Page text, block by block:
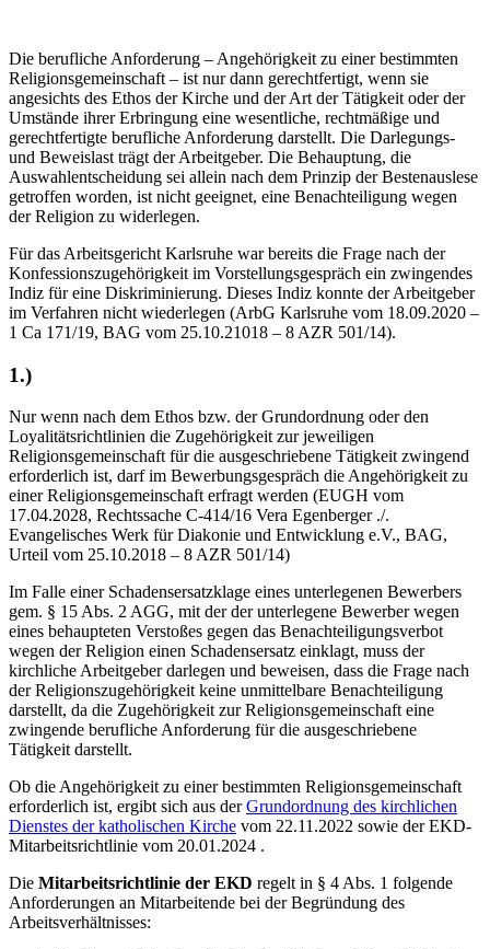
Die berufliche Anforderung – Angehörigkeit zu einer bestimmten
Religionsgemeinschaft – ist nur dann gerechtfertigt, wenn sie
angesichts des Ethos der Kirche und der Art der Tätigkeit oder der
Umstände ihrer Erbringung eine wesentliche, rechtmäßige und
gerechtfertigte berufliche Anforderung darstellt. Die Darlegungs-
und Beweislast trägt der Arbeitgeber. Die Behauptung, die
Auswahlentscheidung sei allein nach dem Prinzip der Bestenauslese
getroffen worden, ist nicht geeignet, eine Benachteiligung wegen
der Religion zu widerlegen.
Für das Arbeitsgericht Karlsruhe war bereits die Frage nach der
Konfessionszugehörigkeit im Vorstellungsgespräch ein zwingendes
Indiz für eine Diskriminierung. Dieses Indiz konnte der Arbeitgeber
im Verfahren nicht wiederlegen (ArbG Karlsruhe vom 18.09.2020 –
1 Ca 171/19, BAG vom 25.10.21018 – 8 AZR 501/14).
1.)
Nur wenn nach dem Ethos bzw. der Grundordnung oder den
Loyalitätsrichtlinien die Zugehörigkeit zur jeweiligen
Religionsgemeinschaft für die ausgeschriebene Tätigkeit zwingend
erforderlich ist, darf im Bewerbungsgespräch die Angehörigkeit zu
einer Religionsgemeinschaft erfragt werden (EUGH vom
17.04.2028, Rechtssache C-414/16 Vera Egenberger ./.
Evangelisches Werk für Diakonie und Entwicklung e.V., BAG,
Urteil vom 25.10.2018 – 8 AZR 501/14)
Im Falle einer Schadensersatzklage eines unterlegenen Bewerbers
gem. § 15 Abs. 2 AGG, mit der der unterlegene Bewerber wegen
eines behaupteten Verstoßes gegen das Benachteiligungsverbot
wegen der Religion einen Schadensersatz einklagt, muss der
kirchliche Arbeitgeber darlegen und beweisen, dass die Frage nach
der Religionszugehörigkeit keine unmittelbare Benachteiligung
darstellt, da die Zugehörigkeit zur Religionsgemeinschaft eine
zwingende berufliche Anforderung für die ausgeschriebene
Tätigkeit darstellt.
Ob die Angehörigkeit zu einer bestimmten Religionsgemeinschaft
erforderlich ist, ergibt sich aus derGrundordnung des kirchlichen
Dienstes der katholischen Kirche vom 22.11.2022 sowie der EKD-
Mitarbeitsrichtlinie vom 20.01.2024 .
Die Mitarbeitsrichtlinie der EKD regelt in § 4 Abs. 1 folgende
Anforderungen an Mitarbeitende bei der Begründung des
Arbeitsverhältnisses: